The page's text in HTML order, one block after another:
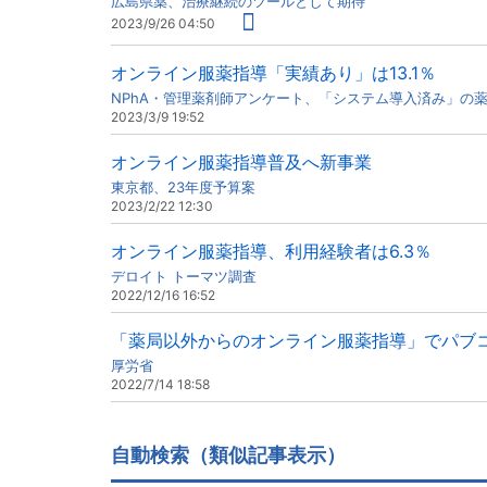
2023/9/26 04:50
オンライン服薬指導「実績あり」は13.1％
NPhA・管理薬剤師アンケート、「システム導入済み」の
2023/3/9 19:52
オンライン服薬指導普及へ新事業
東京都、23年度予算案
2023/2/22 12:30
オンライン服薬指導、利用経験者は6.3％
デロイト トーマツ調査
2022/12/16 16:52
「薬局以外からのオンライン服薬指導」でパブ
厚労省
2022/7/14 18:58
自動検索（類似記事表示）